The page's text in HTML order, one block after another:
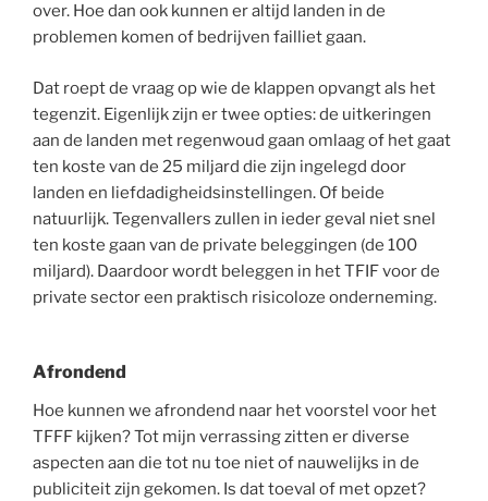
over. Hoe dan ook kunnen er altijd landen in de
problemen komen of bedrijven failliet gaan.
Dat roept de vraag op wie de klappen opvangt als het
tegenzit. Eigenlijk zijn er twee opties: de uitkeringen
aan de landen met regenwoud gaan omlaag of het gaat
ten koste van de 25 miljard die zijn ingelegd door
landen en liefdadigheidsinstellingen. Of beide
natuurlijk. Tegenvallers zullen in ieder geval niet snel
ten koste gaan van de private beleggingen (de 100
miljard). Daardoor wordt beleggen in het TFIF voor de
private sector een praktisch risicoloze onderneming.
Afrondend
Hoe kunnen we afrondend naar het voorstel voor het
TFFF kijken? Tot mijn verrassing zitten er diverse
aspecten aan die tot nu toe niet of nauwelijks in de
publiciteit zijn gekomen. Is dat toeval of met opzet?